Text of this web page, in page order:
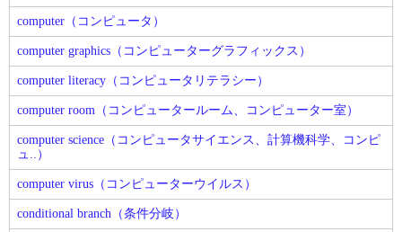
computer（コンピュータ）
computer graphics（コンピューターグラフィックス）
computer literacy（コンピュータリテラシー）
computer room（コンピュータールーム、コンピューター室）
computer science（コンピュータサイエンス、計算機科学、コンピ
ュ..）
computer virus（コンピューターウイルス）
conditional branch（条件分岐）